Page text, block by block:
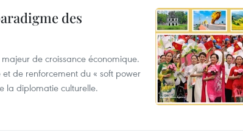
des
de croissance économique.
de renforcement du « soft power
la diplomatie culturelle.